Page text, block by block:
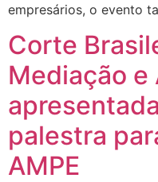
empresários, o evento
Corte
Mediação
palestra
AMPE